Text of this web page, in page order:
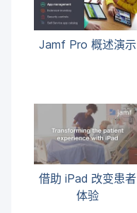
Jamf Pro概述​演示
借助 iPad 改变患者​
体验